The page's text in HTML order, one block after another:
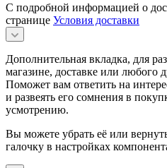
С подробной информацией о
странице Условия доставки
Дополнительная вкладка, для
магазине, доставке или любого
Поможет вам ответить на
и развеять его сомнения в
усмотрению.
Вы можете убрать её или
галочку в настройках